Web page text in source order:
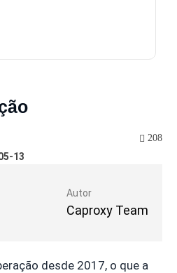
Autor
Caproxy Team
13
208
desde 2017, o que a